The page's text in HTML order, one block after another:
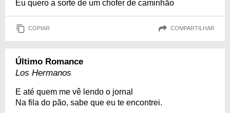
Eu quero a sorte de um chofer de caminhão
COPIAR COMPARTILHAR
Último Romance
Los Hermanos
E até quem me vê lendo o jornal
Na fila do pão, sabe que eu te encontrei.